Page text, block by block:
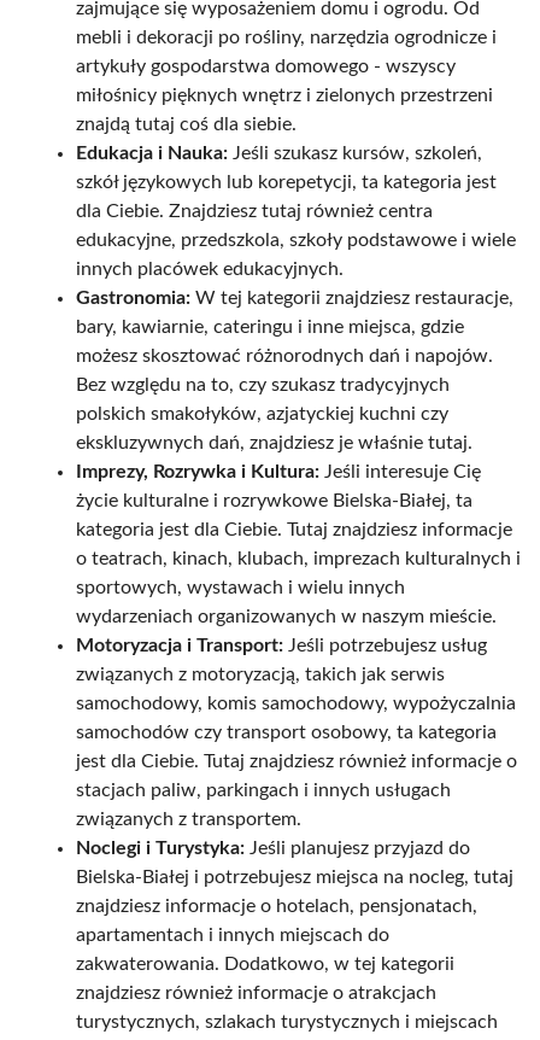
zajmujące się wyposażeniem domu i ogrodu. Od
mebli i dekoracji po rośliny, narzędzia ogrodnicze i
artykuły gospodarstwa domowego - wszyscy
miłośnicy pięknych wnętrz i zielonych przestrzeni
znajdą tutaj coś dla siebie.
Edukacja i Nauka: Jeśli szukasz kursów, szkoleń,
szkół językowych lub korepetycji, ta kategoria jest
dla Ciebie. Znajdziesz tutaj również centra
edukacyjne, przedszkola, szkoły podstawowe i wiele
innych placówek edukacyjnych.
Gastronomia: W tej kategorii znajdziesz restauracje,
bary, kawiarnie, cateringu i inne miejsca, gdzie
możesz skosztować różnorodnych dań i napojów.
Bez względu na to, czy szukasz tradycyjnych
polskich smakołyków, azjatyckiej kuchni czy
ekskluzywnych dań, znajdziesz je właśnie tutaj.
Imprezy, Rozrywka i Kultura: Jeśli interesuje Cię
życie kulturalne i rozrywkowe Bielska-Białej, ta
kategoria jest dla Ciebie. Tutaj znajdziesz informacje
o teatrach, kinach, klubach, imprezach kulturalnych i
sportowych, wystawach i wielu innych
wydarzeniach organizowanych w naszym mieście.
Motoryzacja i Transport: Jeśli potrzebujesz usług
związanych z motoryzacją, takich jak serwis
samochodowy, komis samochodowy, wypożyczalnia
samochodów czy transport osobowy, ta kategoria
jest dla Ciebie. Tutaj znajdziesz również informacje o
stacjach paliw, parkingach i innych usługach
związanych z transportem.
Noclegi i Turystyka: Jeśli planujesz przyjazd do
Bielska-Białej i potrzebujesz miejsca na nocleg, tutaj
znajdziesz informacje o hotelach, pensjonatach,
apartamentach i innych miejscach do
zakwaterowania. Dodatkowo, w tej kategorii
znajdziesz również informacje o atrakcjach
turystycznych, szlakach turystycznych i miejscach